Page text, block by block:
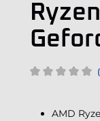
AMD